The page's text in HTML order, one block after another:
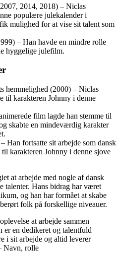
2014, 2018) – Niclas
populære julekalender i
mulighed for at vise sit talent som
– Han havde en mindre rolle
hyggelige julefilm.
hemmelighed (2000) – Niclas
til karakteren Johnny i denne
film lagde han stemme til
skabte en mindeværdig karakter
Han fortsatte sit arbejde som dansk
karakteren Johnny i denne sjove
at arbejde med nogle af dansk
talenter. Hans bidrag har været
og han har formået at skabe
folk på forskellige niveauer.
at arbejde sammen
er en dedikeret og talentfuld
i sit arbejde og altid leverer
Navn, rolle